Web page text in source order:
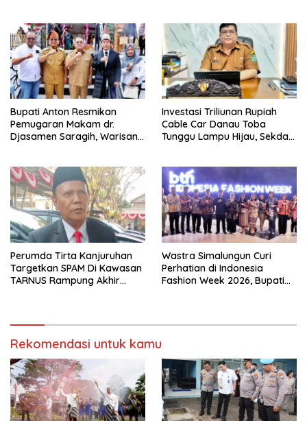
Bupati Anton Resmikan
Pemugaran Makam dr.
Djasamen Saragih, Warisan
Mendatang
Investasi Triliunan Rupiah
Cable Car Danau Toba
Tunggu Lampu Hijau, Sekda
Perumda Tirta Kanjuruhan
Targetkan SPAM Di Kawasan
TARNUS Rampung Akhir
Wastra Simalungun Curi
Perhatian di Indonesia
Fashion Week 2026, Bupati
Rekomendasi untuk kamu